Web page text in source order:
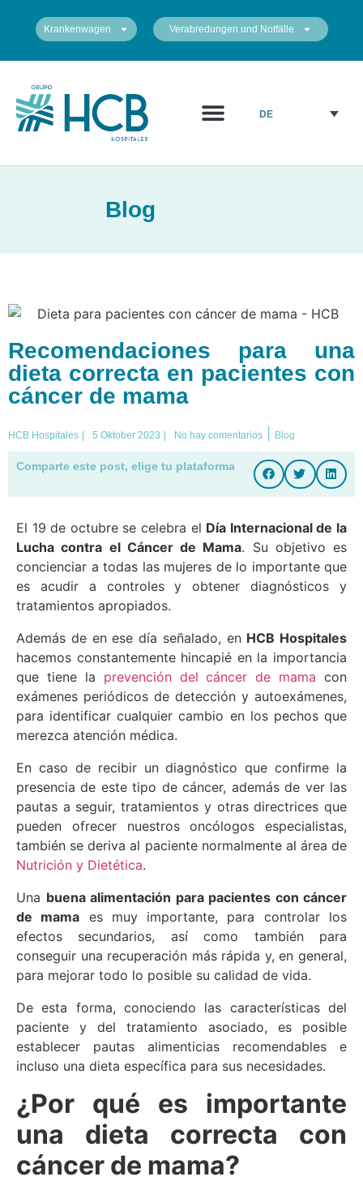
Krankenwagen Verabredungen und Notfälle
DE
Blog
Recomendaciones para una
dieta correcta en pacientes con
cáncer de mama
HCB Hospitales | 5 Oktober 2023 | No hay comentarios Blog
Comparte este post, elige tu plataforma
El 19 de octubre se celebra el Día Internacional de la
Lucha contra el Cáncer de Mama. Su objetivo es
concienciar a todas las mujeres de lo importante que
es acudir a controles y obtener diagnósticos y
tratamientos apropiados.
Además de en ese día señalado, en HCB Hospitales
hacemos constantemente hincapié en la importancia
que tiene la prevención del cáncer de mama con
exámenes periódicos de detección y autoexámenes,
para identificar cualquier cambio en los pechos que
merezca atención médica.
En caso de recibir un diagnóstico que confirme la
presencia de este tipo de cáncer, además de ver las
pautas a seguir, tratamientos y otras directrices que
pueden ofrecer nuestros oncólogos especialistas,
también se deriva al paciente normalmente al área de
Nutrición y Dietética.
Una buena alimentación para pacientes con cáncer
de mama es muy importante, para controlar los
efectos secundarios, así como también para
conseguir una recuperación más rápida y, en general,
para mejorar todo lo posible su calidad de vida.
De esta forma, conociendo las características del
paciente y del tratamiento asociado, es posible
establecer pautas alimenticias recomendables e
incluso una dieta específica para sus necesidades.
¿Por qué es importante
una dieta correcta con
cáncer de mama?